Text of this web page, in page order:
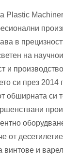
Plastic
в
на
и
си през 2014
обширната си
от
винтове и